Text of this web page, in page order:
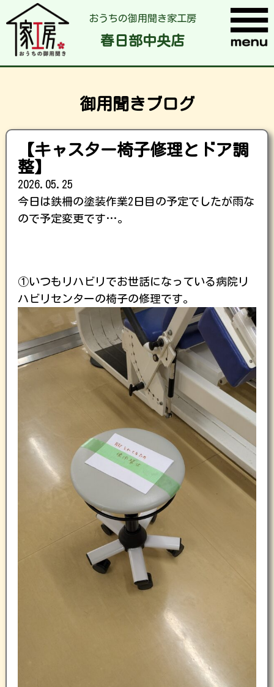
おうちの御用聞き家工房
春日部中央店
御用聞きブログ
【キャスター椅子修理とドア調
整】
2026.05.25
今日は鉄柵の塗装作業2日目の予定でしたが雨な
ので予定変更です…。
①いつもリハビリでお世話になっている病院リ
ハビリセンターの椅子の修理です。